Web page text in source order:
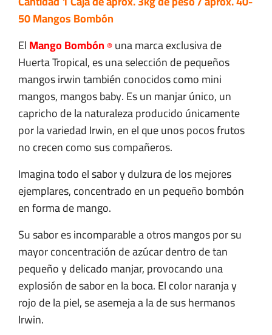
50 Mangos Bombón
ElMango Bombón®una marca exclusiva de
Huerta Tropical, es una selección de pequeños
mangos irwin también conocidos como mini
mangos, mangos baby. Es un manjar único, un
capricho de la naturaleza producido únicamente
por la variedad Irwin, en el que unos pocos frutos
no crecen como sus compañeros.
Imagina todo el sabor y dulzura de los mejores
ejemplares, concentrado en un pequeño bombón
en forma de mango.
Su sabor es incomparable a otros mangos por su
mayor concentración de azúcar dentro de tan
pequeño y delicado manjar, provocando una
explosión de sabor en la boca. El color naranja y
rojo de la piel, se asemeja a la de sus hermanos
Irwin.